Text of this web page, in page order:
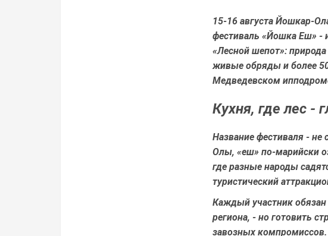
15-16 августа Йошкар-
фестиваль «Йошка Еш» -
«Лесной шепот»:
живые обряды и более
Медведевском
Кухня, где лес -
Название фестиваля -
Олы, «еш» по-марийски
где разные народы
туристический
Каждый участник
региона, - но готовить
завозных